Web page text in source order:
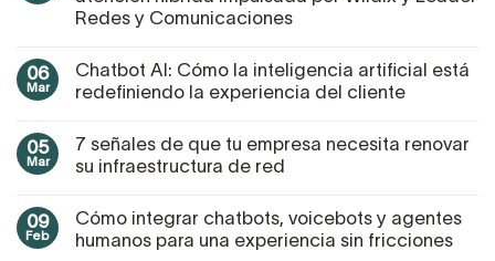
Redes y Comunicaciones
06
Mar
Chatbot AI: Cómo la inteligencia artificial está
redefiniendo la experiencia del cliente
05
Mar
7 señales de que tu empresa necesita renovar
su infraestructura de red
09
Feb
Cómo integrar chatbots, voicebots y agentes
humanos para una experiencia sin fricciones